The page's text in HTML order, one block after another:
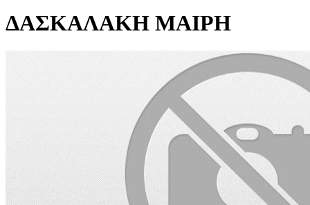
ΔΑΣΚΑΛΑΚΗ ΜΑΙΡΗ